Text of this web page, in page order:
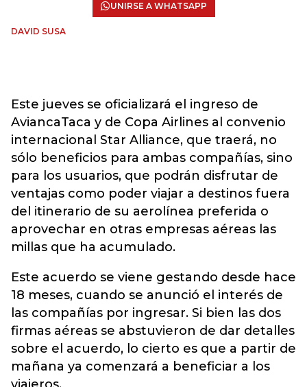
UNIRSE A WHATSAPP
DAVID SUSA
Este jueves se oficializará el ingreso de
AviancaTaca y de Copa Airlines al convenio
internacional Star Alliance, que traerá, no
sólo beneficios para ambas compañías, sino
para los usuarios, que podrán disfrutar de
ventajas como poder viajar a destinos fuera
del itinerario de su aerolínea preferida o
aprovechar en otras empresas aéreas las
millas que ha acumulado.
Este acuerdo se viene gestando desde hace
18 meses, cuando se anunció el interés de
las compañías por ingresar. Si bien las dos
firmas aéreas se abstuvieron de dar detalles
sobre el acuerdo, lo cierto es que a partir de
mañana ya comenzará a beneficiar a los